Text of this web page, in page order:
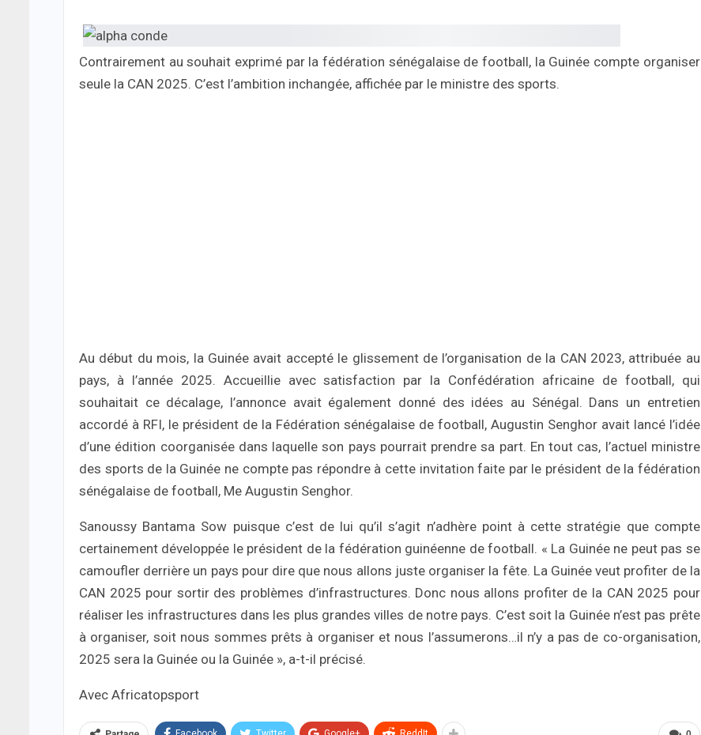
Contrairement au souhait exprimé par la fédération sénégalaise de football, la Guinée compte organiser
seule la CAN 2025. C’est l’ambition inchangée, affichée par le ministre des sports.
Au début du mois, la Guinée avait accepté le glissement de l’organisation de la CAN 2023, attribuée au
pays, à l’année 2025. Accueillie avec satisfaction par la Confédération africaine de football, qui
souhaitait ce décalage, l’annonce avait également donné des idées au Sénégal. Dans un entretien
accordé à RFI, le président de la Fédération sénégalaise de football, Augustin Senghor avait lancé l’idée
d’une édition coorganisée dans laquelle son pays pourrait prendre sa part. En tout cas, l’actuel ministre
des sports de la Guinée ne compte pas répondre à cette invitation faite par le président de la fédération
sénégalaise de football, Me Augustin Senghor.
Sanoussy Bantama Sow puisque c’est de lui qu’il s’agit n’adhère point à cette stratégie que compte
certainement développée le président de la fédération guinéenne de football. « La Guinée ne peut pas se
camoufler derrière un pays pour dire que nous allons juste organiser la fête. La Guinée veut profiter de la
CAN 2025 pour sortir des problèmes d’infrastructures. Donc nous allons profiter de la CAN 2025 pour
réaliser les infrastructures dans les plus grandes villes de notre pays. C’est soit la Guinée n’est pas prête
à organiser, soit nous sommes prêts à organiser et nous l’assumerons…il n’y a pas de co-organisation,
2025 sera la Guinée ou la Guinée », a-t-il précisé.
Avec Africatopsport